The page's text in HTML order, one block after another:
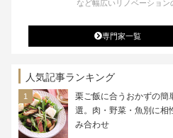
など幅広いリノベーション
ジ・シェアスペースなど、
ではなく「働く」「遊ぶ」
する」といった領域でも、
専門家一覧
人気記事ランキング
栗ご飯に合うおかずの簡
選。肉・野菜・魚別に相
み合わせ